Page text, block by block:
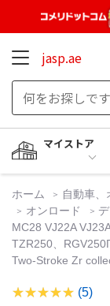
jasp.ae
マイストア
ホーム 自動車、
オンロード
MC28 VJ22A
TZR250、
Two-Stroke Zr
(5)